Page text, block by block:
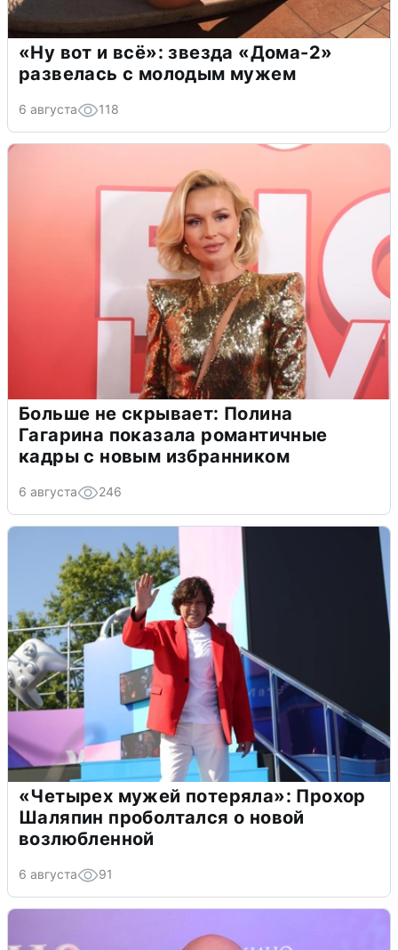
«Ну вот и всё»: звезда «Дома-2»
развелась с молодым мужем
6 августа 118
Больше не скрывает: Полина
Гагарина показала романтичные
кадры с новым избранником
6 августа 246
«Четырех мужей потеряла»: Прохор
Шаляпин проболтался о новой
возлюбленной
6 августа 91